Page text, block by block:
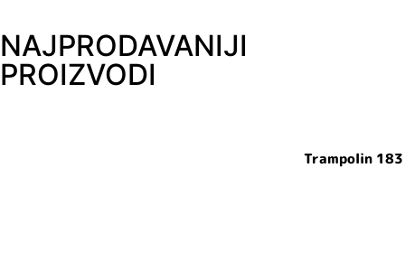
NAJPRODAVANIJI
PROIZVODI
Trampolin